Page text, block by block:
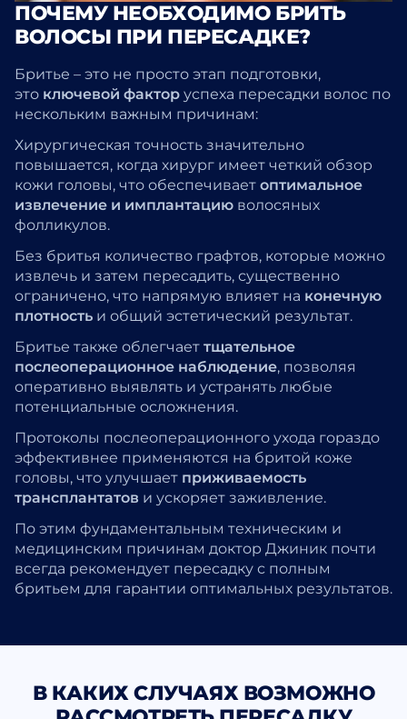
ПОЧЕМУ НЕОБХОДИМО БРИТЬ
ВОЛОСЫ ПРИ ПЕРЕСАДКЕ?
Бритье – это не просто этап подготовки,
это ключевой факторуспеха пересадки волос по
нескольким важным причинам:
Хирургическая точность значительно
повышается, когда хирург имеет четкий обзор
кожи головы, что обеспечиваетоптимальное
извлечение и имплантацию волосяных
фолликулов.
Без бритья количество графтов, которые можно
извлечь и затем пересадить, существенно
ограничено, что напрямую влияет на конечную
плотность и общий эстетический результат.
Бритье также облегчаеттщательное
послеоперационное наблюдение, позволяя
оперативно выявлять и устранять любые
потенциальные осложнения.
Протоколы послеоперационного ухода гораздо
эффективнее применяются на бритой коже
головы, что улучшает приживаемость
трансплантатов и ускоряет заживление.
По этим фундаментальным техническим и
медицинским причинам доктор Джиник почти
всегда рекомендует пересадку с полным
бритьем для гарантии оптимальных результатов.
В КАКИХ СЛУЧАЯХ ВОЗМОЖНО